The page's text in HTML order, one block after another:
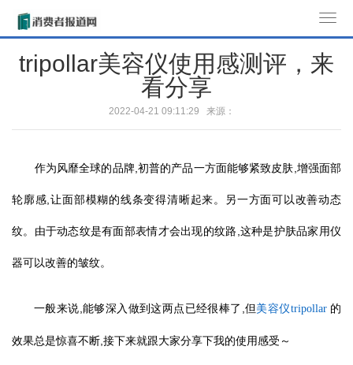
o
i
a
n
tripollar美容仪使用感测评，来
看分享
2022-04-21 09:11:29 来源：
作为风靡全球的品牌,初普的产品一方面能够紧致皮肤,增强面部
轮廓感,让面部模糊的线条变得清晰起来。另一方面可以改善动态
纹。由于动态纹是有面部表情才会出现的纹路,这种是护肤品家用仪
器可以改善的皱纹。
一般来说,能够深入做到这两点已经很棒了,但美容仪tripollar的
效果总是惊喜不断,接下来就跟大家分享下我的使用感受～